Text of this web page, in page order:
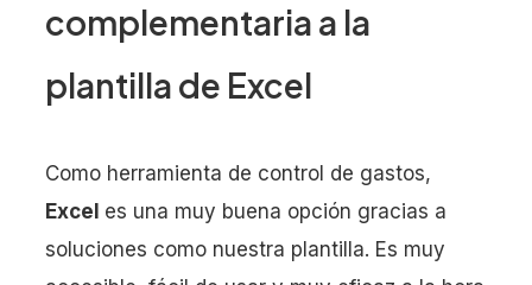
complementaria a la
plantilla de Excel
Como herramienta de control de gastos,
Excel es una muy buena opción gracias a
soluciones como nuestra plantilla. Es muy